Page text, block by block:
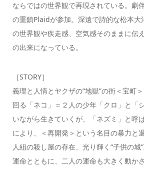
ならではの世界観で再現されている。劇
の重鎮Plaidが参加。深遠で詩的な松本大
の世界観や疾走感、空気感そのままに伝
の出来になっている。
［STORY］
義理と人情とヤクザの“地獄”の街＜宝町
回る「ネコ」＝２人の少年「クロ」と「
いながら生きていくが、「ネズミ」と呼
により、＜再開発＞という名目の暴力と
人組の殺し屋の存在、光り輝く“子供の
運命とともに、二人の運命も大きく動か